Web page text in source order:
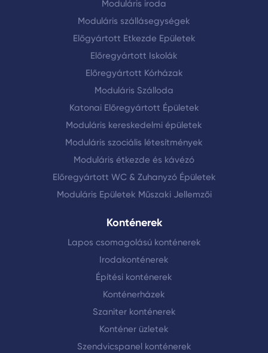
Mobilis Megoldások:A Mobil menedékhelyek
népszerűsége növekszik, mivel ezek gyorsan
telepíthetőek és könnyen mozgathatók egyik
vagy váratlan helyzetekre készülnek, ezek az
opciók ideálisak lehetnek.
Hordozható katonai menedékházak és az
Előregyártott katonai menedékházak is
népszerűek, különösen a katonai gyakorlatok
vészhelyzetek során. Katonai menedékhely
gyártók innovatív megoldásokat kínálnak,
amelyek gyorsan telepíthetőek és
megfelelnek a kihívásoknak.
Költséghatékonyság:A Hordozható
árak gyakran versenyképesek a
építési módszerekkel összehasonlítva.
Eladó hordozható menedékházak piacán is
lehetőség közül választhatunk, ami további
rugalmasságot biztosít a vásárlók számára.
Telepítés és Alkalmazás:Az Előregyártott
menedékházak telepítése egyszerű és gyors,
gyakran csak néhány órán belül elkészül. A
Moduláris iroda
Moduláris szállásegységek
Előgyártott Etkezde Epületek
Előregyártott Iskolák
Előregyártott Kórházak
Moduláris Szálloda
Katonai Előregyártott Épületek
Moduláris kereskedelmi épületek
Moduláris szociális létesítmények
Moduláris étkezde és kávézó
Előregyártott WC & Zuhanyzó Épületek
Moduláris Epületek Műszaki Jellemzői
Konténerek
Lapos csomagolású konténerek
Irodakonténerek
Építési konténerek
Konténerházek
Szaniter konténerek
Konténer üzletek
Szendvicspanel konténerek